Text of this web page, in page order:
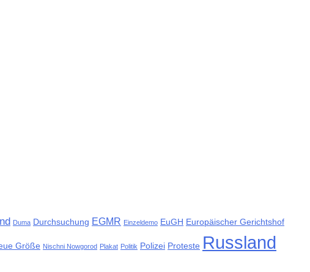
Duma Durchsuchung EGMR Einzeldemo EuGH Europäischer Gerichtshof
Größe Nischni Nowgorod Plakat Politik Polizei Proteste Russland